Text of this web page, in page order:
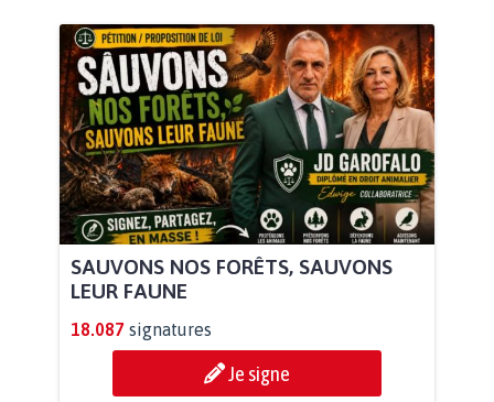
SAUVONS NOS FORÊTS, SAUVONS
LEUR FAUNE
18.087 signatures
Je signe